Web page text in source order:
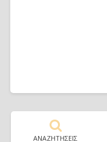
ΑΝΑΖΗΤΗΣΕΙΣ